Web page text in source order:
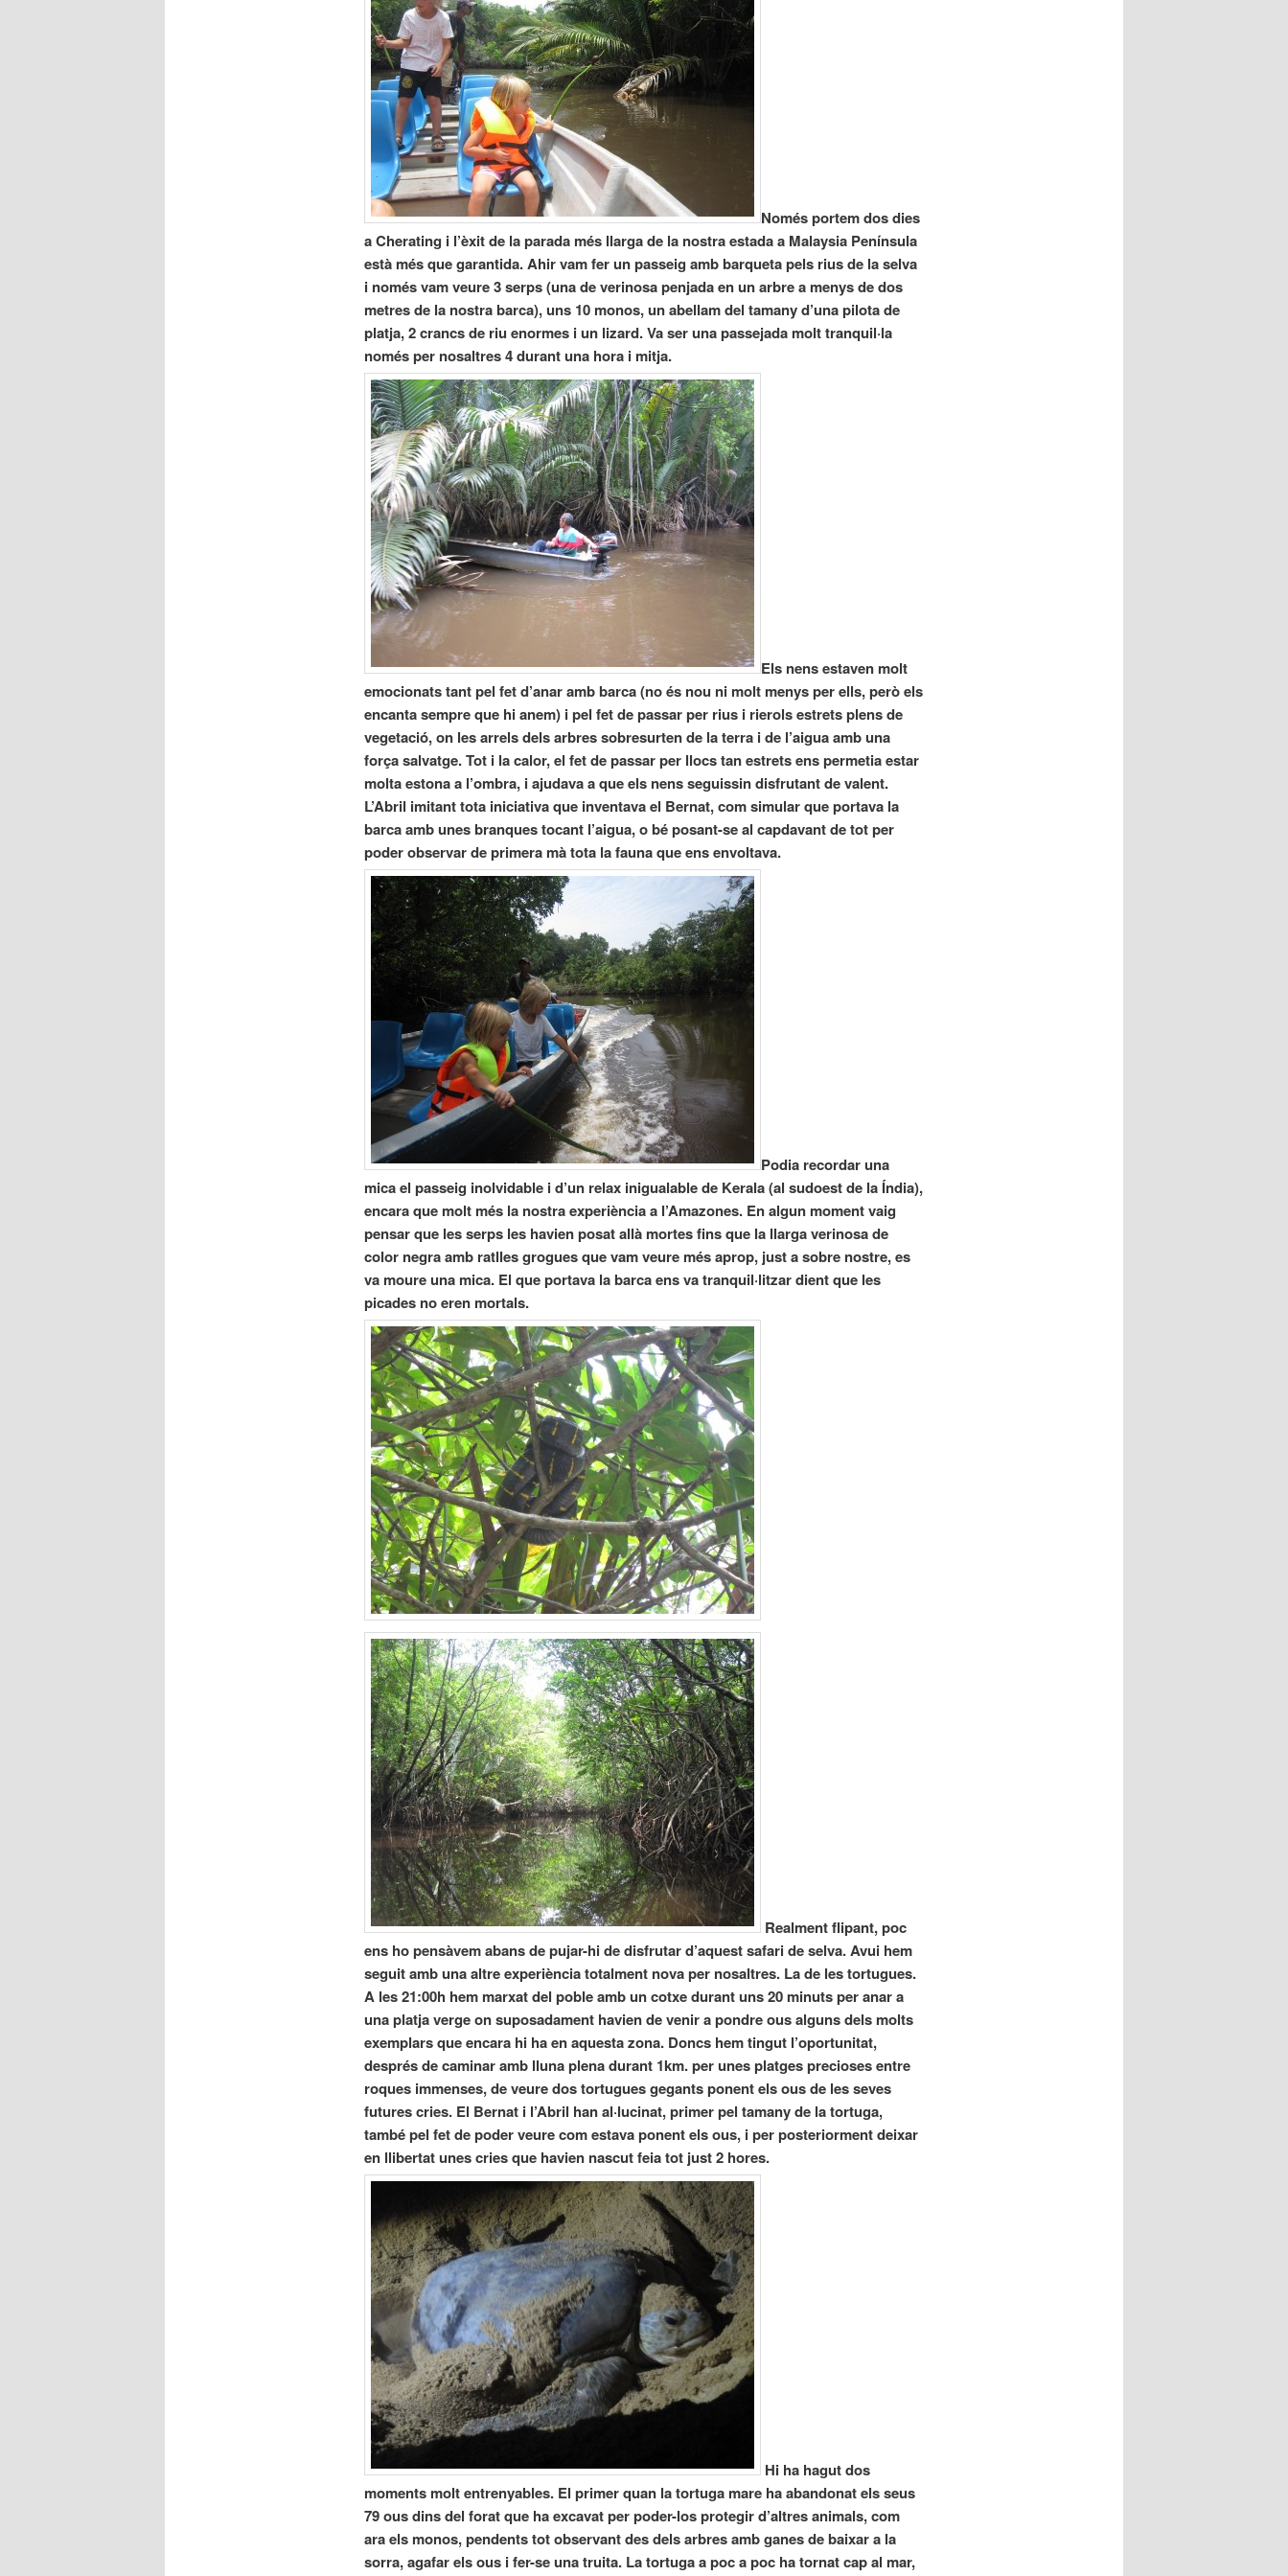
Només portem dos dies
a Cherating i l’èxit de la parada més llarga de la nostra estada a Malaysia Península
està més que garantida. Ahir vam fer un passeig amb barqueta pels rius de la selva
i només vam veure 3 serps (una de verinosa penjada en un arbre a menys de dos
metres de la nostra barca), uns 10 monos, un abellam del tamany d’una pilota de
platja, 2 crancs de riu enormes i un lizard. Va ser una passejada molt tranquil·la
només per nosaltres 4 durant una hora i mitja.
Els nens estaven molt
emocionats tant pel fet d’anar amb barca (no és nou ni molt menys per ells, però els
encanta sempre que hi anem) i pel fet de passar per rius i rierols estrets plens de
vegetació, on les arrels dels arbres sobresurten de la terra i de l’aigua amb una
força salvatge. Tot i la calor, el fet de passar per llocs tan estrets ens permetia estar
molta estona a l’ombra, i ajudava a que els nens seguissin disfrutant de valent.
L’Abril imitant tota iniciativa que inventava el Bernat, com simular que portava la
barca amb unes branques tocant l’aigua, o bé posant-se al capdavant de tot per
poder observar de primera mà tota la fauna que ens envoltava.
Podia recordar una
mica el passeig inolvidable i d’un relax inigualable de Kerala (al sudoest de la Índia),
encara que molt més la nostra experiència a l’Amazones. En algun moment vaig
pensar que les serps les havien posat allà mortes fins que la llarga verinosa de
color negra amb ratlles grogues que vam veure més aprop, just a sobre nostre, es
va moure una mica. El que portava la barca ens va tranquil·litzar dient que les
picades no eren mortals.
Realment flipant, poc
ens ho pensàvem abans de pujar-hi de disfrutar d’aquest safari de selva. Avui hem
seguit amb una altre experiència totalment nova per nosaltres. La de les tortugues.
A les 21:00h hem marxat del poble amb un cotxe durant uns 20 minuts per anar a
una platja verge on suposadament havien de venir a pondre ous alguns dels molts
exemplars que encara hi ha en aquesta zona. Doncs hem tingut l’oportunitat,
després de caminar amb lluna plena durant 1km. per unes platges precioses entre
roques immenses, de veure dos tortugues gegants ponent els ous de les seves
futures cries. El Bernat i l’Abril han al·lucinat, primer pel tamany de la tortuga,
també pel fet de poder veure com estava ponent els ous, i per posteriorment deixar
en llibertat unes cries que havien nascut feia tot just 2 hores.
Hi ha hagut dos
moments molt entrenyables. El primer quan la tortuga mare ha abandonat els seus
79 ous dins del forat que ha excavat per poder-los protegir d’altres animals, com
ara els monos, pendents tot observant des dels arbres amb ganes de baixar a la
sorra, agafar els ous i fer-se una truita. La tortuga a poc a poc ha tornat cap al mar,